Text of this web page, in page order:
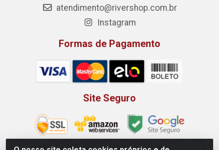
atendimento@rivershop.com.br
Instagram
Formas de Pagamento
Site Seguro